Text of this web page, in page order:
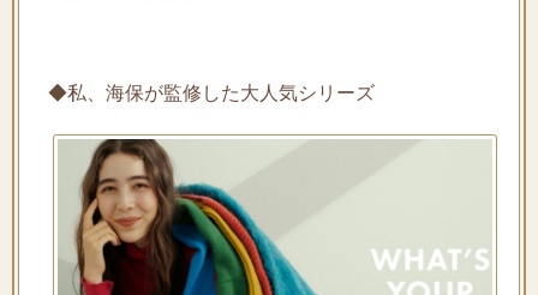
◆私、海保が監修した大人気シリーズ